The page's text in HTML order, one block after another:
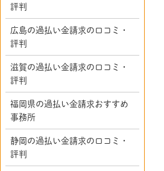
評判
広島の過払い金請求の口コミ・
評判
滋賀の過払い金請求の口コミ・
評判
福岡県の過払い金請求おすすめ
事務所
静岡の過払い金請求の口コミ・
評判